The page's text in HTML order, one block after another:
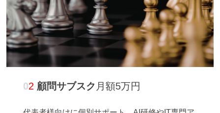
02 顧問サブスク 月額5万円